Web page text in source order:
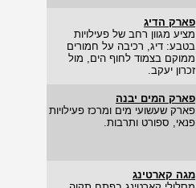
פארק הדיג
מציע מגוון רחב של פעילויות
בטבע: דיג, רכיבה על חמורים
ממוקם בצמוד לחוף הים, מול
זכרון יעקב.
פארק המים יבנה
פארק שעשועי מים ומרכז פעילויות
פנאי, ספורט ותרבות.
מגה קארטינג